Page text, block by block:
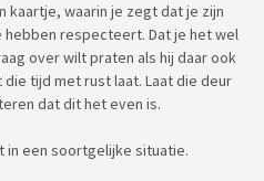
kaartje, waarin je zegt dat je zijn
respecteert. Dat je het wel
over wilt praten als hij daar ook
die tijd met rust laat. Laat die deur
dat dit het even is.
in een soortgelijke situatie.